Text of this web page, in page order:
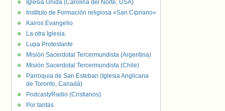
Iglesia Unida (Carolina del Norte, USA)
Instituto de Formación religiosa «San Cipriano»
Kairos Evangelio
La otra Iglesia.
Lupa Protestante
Misión Sacerdotal Tercermundista (Argentina)
Misión Sacerdotal Tercermundista (Chile)
Parroquia de San Esteban (Iglesia Anglicana
de Toronto, Canadá)
PodcastyRadio (Cristianos)
Por tantas